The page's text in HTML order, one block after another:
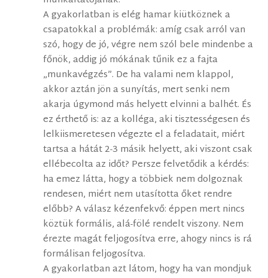
A gyakorlatban is elég hamar kiütköznek a
csapatokkal a problémák: amíg csak arról van
szó, hogy de jó, végre nem szól bele mindenbe a
főnök, addig jó mókának tűnik ez a fajta
„munkavégzés”. De ha valami nem klappol,
akkor aztán jön a sunyítás, mert senki nem
akarja úgymond más helyett elvinni a balhét. És
ez érthető is: az a kolléga, aki tisztességesen és
lelkiismeretesen végezte el a feladatait, miért
tartsa a hátát 2-3 másik helyett, aki viszont csak
ellébecolta az időt? Persze felvetődik a kérdés:
ha emez látta, hogy a többiek nem dolgoznak
rendesen, miért nem utasította őket rendre
előbb? A válasz kézenfekvő: éppen mert nincs
köztük formális, alá-fölé rendelt viszony. Nem
érezte magát feljogosítva erre, ahogy nincs is rá
formálisan feljogosítva.
A gyakorlatban azt látom, hogy ha van mondjuk